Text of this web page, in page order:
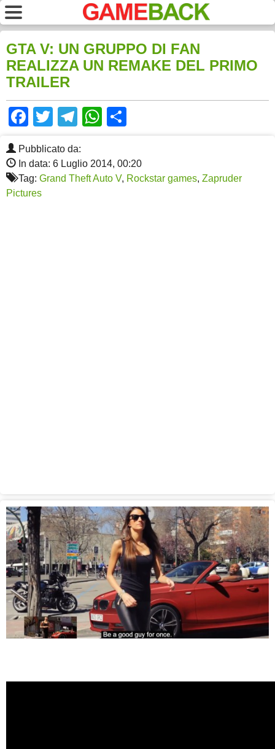
GTA V: UN GRUPPO DI FAN
REALIZZA UN REMAKE DEL PRIMO
TRAILER
Facebook
TwitterTelegram
WhatsApp
Pubblicato da:
In data: 6 Luglio 2014, 00:20
Tag: Grand Theft Auto V, Rockstar games, Zapruder
Pictures